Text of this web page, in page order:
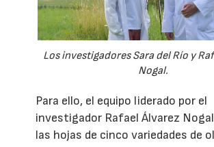
Los investigadores Sara del Río y
Nogal.
Para ello, el equipo liderado por el
investigador Rafael Álvarez
las hojas de cinco variedades de